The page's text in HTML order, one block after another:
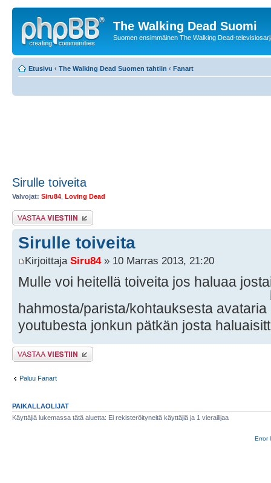
The Walking Dead Suomi
Suomen ensimmäinen The Walking Dead-
Etusivu ‹ The Walking Dead Suomen tahtiin ‹ Fanart
Sirulle toiveita
Valvojat: Siru84 Loving Dead
Lähetä vastaus
Sirulle toiveita
Kirjoittaja Siru84» 10 Marras 2013, 21:20
Mulle voi heitellä toiveita jos haluaa
hahmosta/parista/kohtauksesta avataria
youtubesta jonkun pätkän josta
Lähetä vastaus
Paluu Fanart
PAIKALLAOLIJAT
Käyttäjiä lukemassa tätä aluetta: Ei rekisteröityneitä käyttäjiä ja 1 vierailijaa
Error